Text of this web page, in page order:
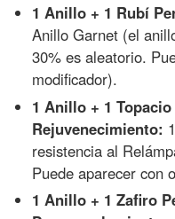
1 Anillo + 1 Rubí
Anillo Garnet (el
30% es aleatorio.
modificador).
1 Anillo + 1
Rejuvenecimiento:
resistencia al
Puede aparecer con
1 Anillo + 1 Zafiro